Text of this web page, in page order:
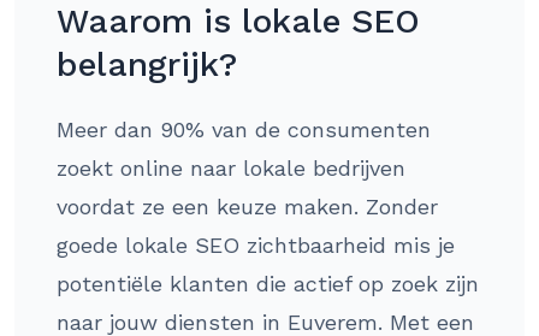
Waarom is lokale SEO
belangrijk?
Meer dan 90% van de consumenten
zoekt online naar lokale bedrijven
voordat ze een keuze maken. Zonder
goede lokale SEO zichtbaarheid mis je
potentiële klanten die actief op zoek zijn
naar jouw diensten in Euverem. Met een